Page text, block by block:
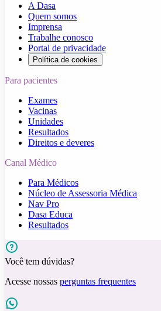
A Dasa
Quem somos
Imprensa
Trabalhe conosco
Portal de privacidade
Política de cookies
Para pacientes
Exames
Vacinas
Unidades
Resultados
Direitos e deveres
Canal Médico
Para Médicos
Núcleo de Assessoria Médica
Nav Pro
Dasa Educa
Resultados
Você tem dúvidas?
Acesse nossas perguntas frequentes